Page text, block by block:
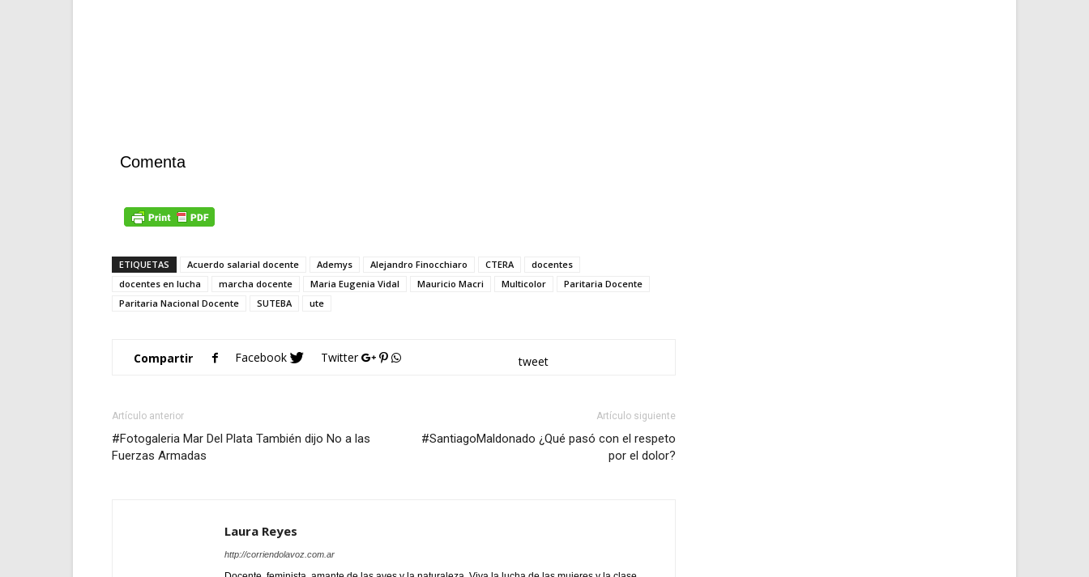
Comenta
ETIQUETAS Acuerdo salarial docente Ademys Alejandro Finocchiaro CTERA
docentes
docentes en lucha
marcha docente Maria Eugenia Vidal Mauricio Macri Multicolor
Paritaria Docente
Paritaria Nacional Docente
SUTEBA ute
Compartir Facebook Twitter tweet
Artículo anterior
#Fotogaleria Mar Del Plata También dijo No a las
Fuerzas Armadas
Artículo siguiente
#SantiagoMaldonado ¿Qué pasó con el respeto
por el dolor?
Laura Reyes
http://corriendolavoz.com.ar